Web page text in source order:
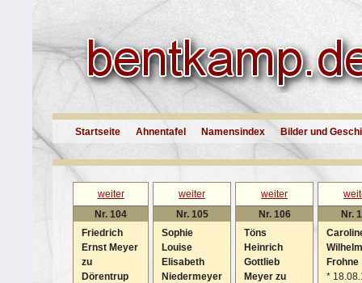
Startseite Ahnentafel Namensindex Bilder und
weiter weiter weiter
Nr. 104
Friedrich
Ernst Meyer
zu
Dörentrup
Nr. 105
Sophie
Louise
Elisabeth
Niedermeyer
Nr. 106
Töns
Heinrich
Gottlieb
Meyer zu
Nr.
Frohne
*